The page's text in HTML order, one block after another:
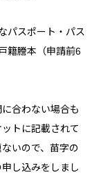
パスポート・パス
籍謄本（申請前6
合わない場合も
トに記載されて
いので、苗字の
し込みをしまし